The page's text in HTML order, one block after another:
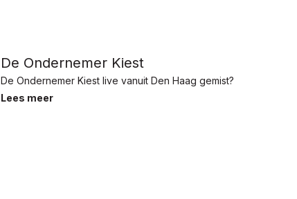
De Ondernemer Kiest
De Ondernemer Kiest live vanuit Den Haag gemist?
Lees meer